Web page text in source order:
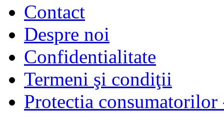
Contact
Despre noi
Confidentialitate
Termeni şi condiţii
Protectia